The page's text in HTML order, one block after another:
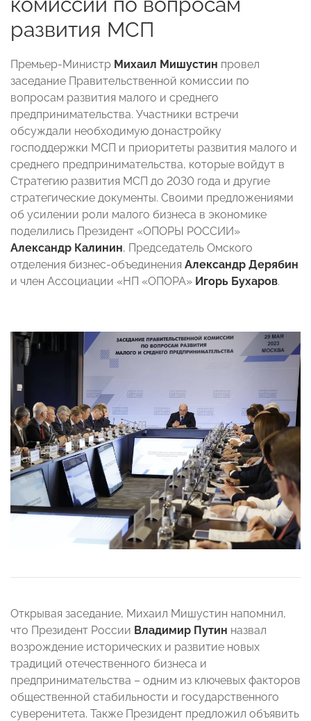
развития МСП
Премьер-Министр Михаил Мишустин провел
заседание Правительственной комиссии по
вопросам развития малого и среднего
предпринимательства. Участники встречи
обсуждали необходимую донастройку
господдержки МСП и приоритеты развития малого и
среднего предпринимательства, которые войдут в
Стратегию развития МСП до 2030 года и другие
стратегические документы. Своими предложениями
об усилении роли малого бизнеса в экономике
поделились Президент «ОПОРЫ РОССИИ»
Александр Калинин, Председатель Омского
отделения бизнес-объединения Александр Дерябин
и член Ассоциации «НП «ОПОРА» Игорь Бухаров.
Открывая заседание, Михаил Мишустин напомнил,
что Президент России Владимир Путин назвал
возрождение исторических и развитие новых
традиций отечественного бизнеса и
предпринимательства – одним из ключевых факторов
общественной стабильности и государственного
суверенитета. Также Президент предложил объявить